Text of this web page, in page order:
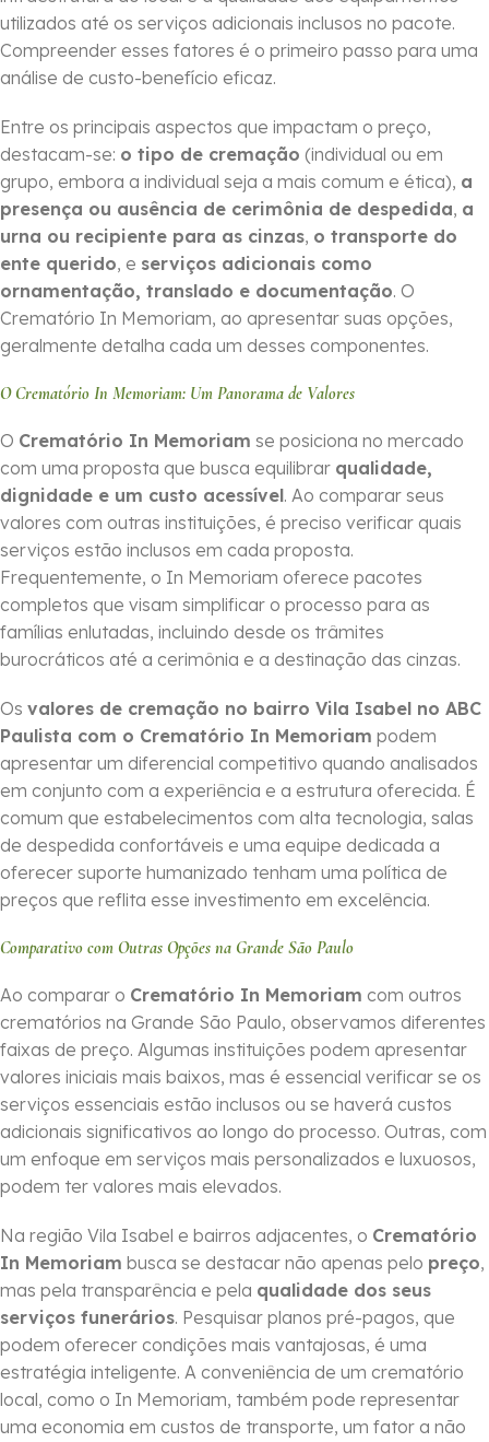
utilizados até os serviços adicionais inclusos no pacote.
Compreender esses fatores é o primeiro passo para uma
análise de custo-benefício eficaz.
Entre os principais aspectos que impactam o preço,
destacam-se: o tipo de cremação (individual ou em
grupo, embora a individual seja a mais comum e ética), a
presença ou ausência de cerimônia de despedida, a
urna ou recipiente para as cinzas, o transporte do
ente querido, e serviços adicionais como
ornamentação, translado e documentação. O
Crematório In Memoriam, ao apresentar suas opções,
geralmente detalha cada um desses componentes.
O Crematório In Memoriam: Um Panorama de Valores
O Crematório In Memoriam se posiciona no mercado
com uma proposta que busca equilibrar qualidade,
dignidade e um custo acessível. Ao comparar seus
valores com outras instituições, é preciso verificar quais
serviços estão inclusos em cada proposta.
Frequentemente, o In Memoriam oferece pacotes
completos que visam simplificar o processo para as
famílias enlutadas, incluindo desde os trâmites
burocráticos até a cerimônia e a destinação das cinzas.
Os valores de cremação no bairro Vila Isabel no ABC
Paulista com o Crematório In Memoriam podem
apresentar um diferencial competitivo quando analisados
em conjunto com a experiência e a estrutura oferecida. É
comum que estabelecimentos com alta tecnologia, salas
de despedida confortáveis e uma equipe dedicada a
oferecer suporte humanizado tenham uma política de
preços que reflita esse investimento em excelência.
Comparativo com Outras Opções na Grande São Paulo
Ao comparar o Crematório In Memoriam com outros
crematórios na Grande São Paulo, observamos diferentes
faixas de preço. Algumas instituições podem apresentar
valores iniciais mais baixos, mas é essencial verificar se os
serviços essenciais estão inclusos ou se haverá custos
adicionais significativos ao longo do processo. Outras, com
um enfoque em serviços mais personalizados e luxuosos,
podem ter valores mais elevados.
Na região Vila Isabel e bairros adjacentes, o Crematório
In Memoriam busca se destacar não apenas pelo preço,
mas pela transparência e pela qualidade dos seus
serviços funerários. Pesquisar planos pré-pagos, que
podem oferecer condições mais vantajosas, é uma
estratégia inteligente. A conveniência de um crematório
local, como o In Memoriam, também pode representar
uma economia em custos de transporte, um fator a não